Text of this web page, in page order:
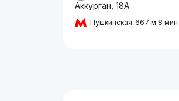
Аккурган, 18A
Пушкинская 667 м 8 мин